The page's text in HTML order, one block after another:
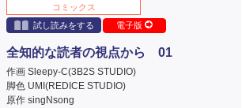
コミックス
試し読みをする
電子版
全知的な読者の視点から 01
作画 Sleepy-C(3B2S STUDIO)
脚色 UMI(REDICE STUDIO)
原作 singNsong